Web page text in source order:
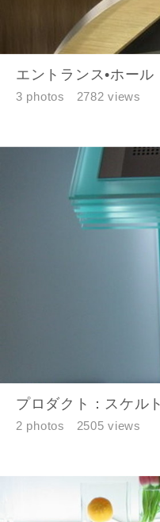
エントランス•ホー
3 photos 2782 views
プロダクト：スケル
2 photos 2505 views
希望の予算
万円〜
完成希望時期
資料請求にあたって
当社は，当社の プライバ
た専門家へ提供すること
めに利用します。
当社は、本サービス又は
専門家の都合により、
できない場合がありま